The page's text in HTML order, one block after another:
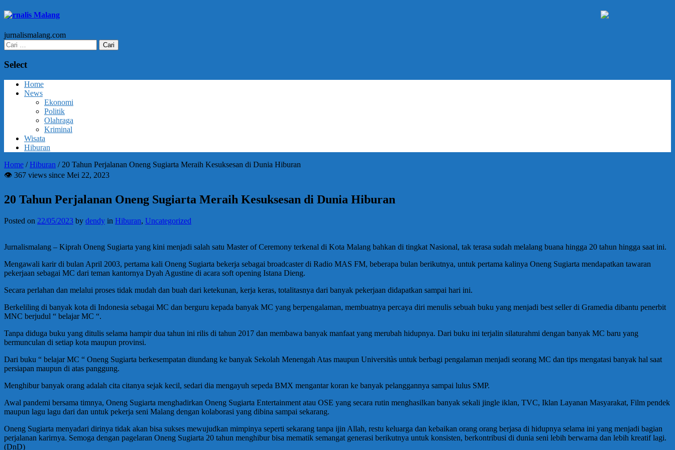
Jurnalis Malang
jurnalismalang.com
Cari
untuk:
Select
Home
News
Ekonomi
Politik
Olahraga
Kriminal
Wisata
Hiburan
Home /Hiburan / 20 Tahun Perjalanan Oneng Sugiarta Meraih Kesuksesan di Dunia Hiburan
👁 367 views since Mei 22, 2023
20 Tahun Perjalanan Oneng Sugiarta Meraih Kesuksesan di Dunia Hiburan
Posted on 22/05/2023 by dendy in Hiburan, Uncategorized
Jurnalismalang – Kiprah Oneng Sugiarta yang kini menjadi salah satu Master of Ceremony terkenal di Kota Malang bahkan di tingkat Nasional, tak terasa sudah melalang buana hingga 20 tahun hingga saat ini.
Mengawali karir di bulan April 2003, pertama kali Oneng Sugiarta bekerja sebagai broadcaster di Radio MAS FM, beberapa bulan berikutnya, untuk pertama kalinya Oneng Sugiarta mendapatkan tawaran
pekerjaan sebagai MC dari teman kantornya Dyah Agustine di acara soft opening Istana Dieng.
Secara perlahan dan melalui proses tidak mudah dan buah dari ketekunan, kerja keras, totalitasnya dari banyak pekerjaan didapatkan sampai hari ini.
Berkeliling di banyak kota di Indonesia sebagai MC dan berguru kepada banyak MC yang berpengalaman, membuatnya percaya diri menulis sebuah buku yang menjadi best seller di Gramedia dibantu penerbit
MNC berjudul “ belajar MC “.
Tanpa diduga buku yang ditulis selama hampir dua tahun ini rilis di tahun 2017 dan membawa banyak manfaat yang merubah hidupnya. Dari buku ini terjalin silaturahmi dengan banyak MC baru yang
bermunculan di setiap kota maupun provinsi.
Dari buku “ belajar MC “ Oneng Sugiarta berkesempatan diundang ke banyak Sekolah Menengah Atas maupun Universitàs untuk berbagi pengalaman menjadi seorang MC dan tips mengatasi banyak hal saat
persiapan maupun di atas panggung.
Menghibur banyak orang adalah cita citanya sejak kecil, sedari dia mengayuh sepeda BMX mengantar koran ke banyak pelanggannya sampai lulus SMP.
Awal pandemi bersama timnya, Oneng Sugiarta menghadirkan Oneng Sugiarta Entertainment atau OSE yang secara rutin menghasilkan banyak sekali jingle iklan, TVC, Iklan Layanan Masyarakat, Film pendek
maupun lagu lagu dari dan untuk pekerja seni Malang dengan kolaborasi yang dibina sampai sekarang.
Oneng Sugiarta menyadari dirinya tidak akan bisa sukses mewujudkan mimpinya seperti sekarang tanpa ijin Allah, restu keluarga dan kebaikan orang orang berjasa di hidupnya selama ini yang menjadi bagian
perjalanan karirnya. Semoga dengan pagelaran Oneng Sugiarta 20 tahun menghibur bisa mematik semangat generasi berikutnya untuk konsisten, berkontribusi di dunia seni lebih berwarna dan lebih kreatif lagi.
(DnD)